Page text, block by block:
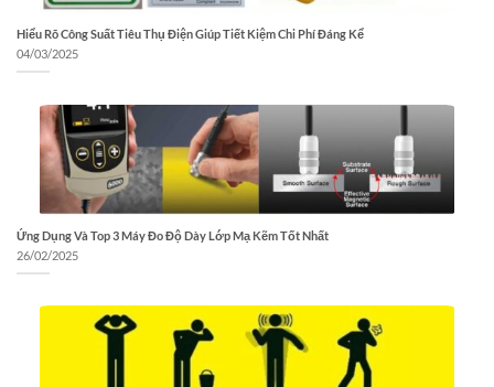
Hiểu Rõ Công Suất Tiêu Thụ Điện Giúp Tiết Kiệm Chi Phí Đáng Kể
04/03/2025
Ứng Dụng Và Top 3 Máy Đo Độ Dày Lớp Mạ Kẽm Tốt Nhất
26/02/2025